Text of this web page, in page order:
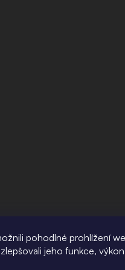
pohodlné prohlížení
jeho funkce,